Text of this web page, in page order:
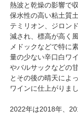
熱波と乾燥の影響で
保水性の高い粘土質
テミリオン、ジロン
減され、標高が高く
メドックなどで特に
量の少ない辛口白ワ
やバルサックなどの
とその後の晴天によ
ワインに仕上がりまし
2022年は2018年、